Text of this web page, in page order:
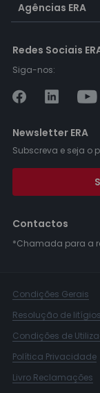
Agências ERA
Redes Sociais
Siga-nos:
Newsletter ERA
Subscreva e seja o
Contactos
*Chamada para a
Condições Gerais
Resolução de litígios
Condições de
Política Privacidade
Livro Reclamações